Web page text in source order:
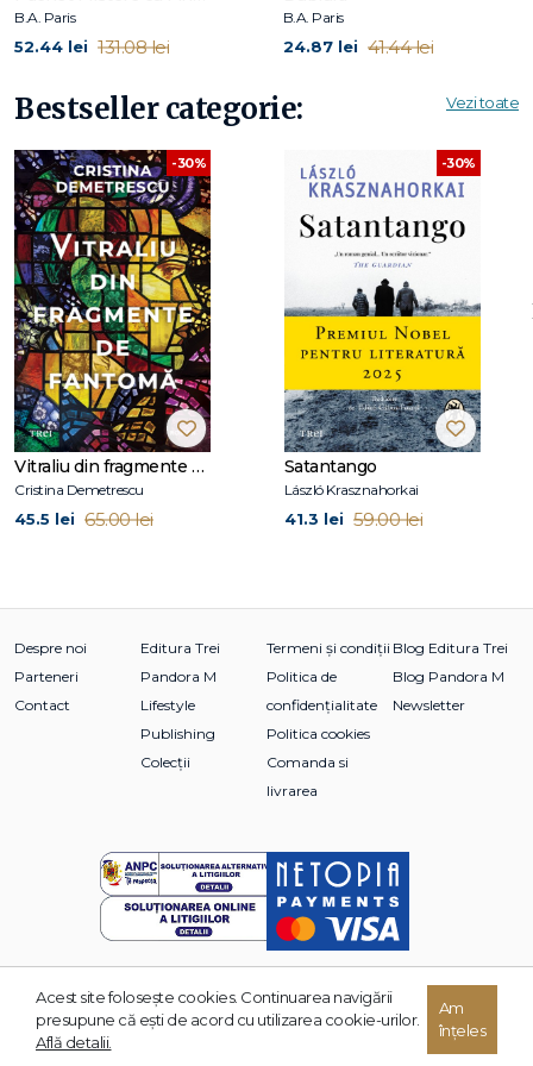
B.A. Paris
52.44 lei 131.08 lei
B.A. Paris
24.87 lei 41.44 lei
Bestseller categorie: Vezi toate
-30%
Vitraliu din fragmente de fantomă
Cristina Demetrescu
45.5 lei 65.00 lei
-30%
Satantango
László Krasznahorkai
41.3 lei 59.00 lei
Despre noi
Parteneri
Contact
Editura Trei
Pandora M
Lifestyle
Publishing
Colecții
Termeni și condiții
Politica de
confidențialitate
Politica cookies
Comanda si
livrarea
Blog Editura Trei
Blog Pandora M
Newsletter
© 2026 Grupul Editorial TREI. Toate drepturile rezervate.
Acest site foloseşte cookies. Continuarea navigării
presupune că eşti de acord cu utilizarea cookie-urilor.
Află detalii.
Am
înțeles